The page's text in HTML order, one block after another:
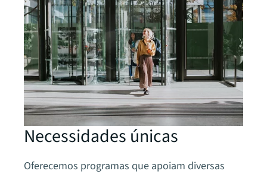
Necessidades únicas
Oferecemos programas que apoiam diversas